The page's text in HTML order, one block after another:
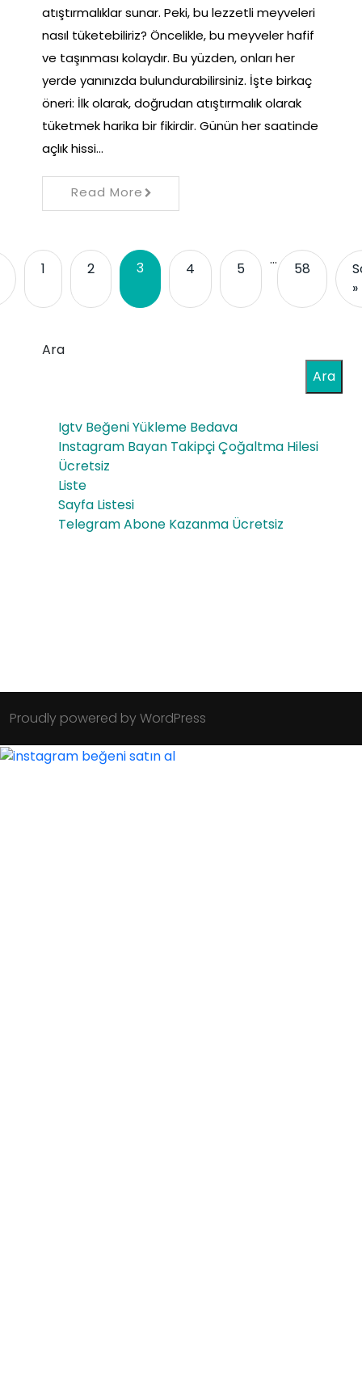
atıştırmalıklar sunar. Peki, bu lezzetli meyveleri
nasıl tüketebiliriz? Öncelikle, bu meyveler hafif
ve taşınması kolaydır. Bu yüzden, onları her
yerde yanınızda bulundurabilirsiniz. İşte birkaç
öneri: İlk olarak, doğrudan atıştırmalık olarak
tüketmek harika bir fikirdir. Günün her saatinde
açlık hissi…
Read More
1 2 3 4 5
…
58
»
Ara
Ara
Igtv Beğeni Yükleme Bedava
Instagram Bayan Takipçi Çoğaltma Hilesi
Ücretsiz
Liste
Sayfa Listesi
Telegram Abone Kazanma Ücretsiz
Proudly powered by WordPress